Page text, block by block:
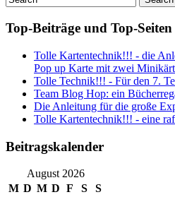
Top-Beiträge und Top-Seiten
Tolle Kartentechnik!!! - die
Pop up Karte mit zwei
Tolle Technik!!! - Für den 7.
Team Blog Hop: ein
Die Anleitung für die große
Tolle Kartentechnik!!! - eine
Beitragskalender
August 2026
M D M D F S
S